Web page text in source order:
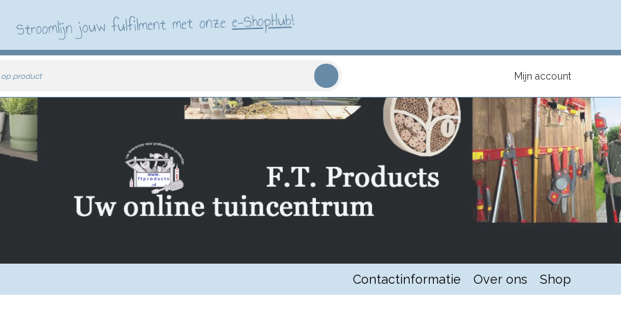
Stroomlijn jouw fulfilment met onzee-ShopHub!
op product Mijn account
Contactinformatie Over ons Shop